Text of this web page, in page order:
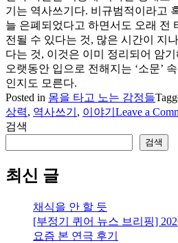
기는 역사쓰기다. 비규범적이라고
늘 은폐되었다고 하면서도 오래 전
전될 수 있다는 것, 많은 시간이 지
다는 것, 이것은 이미 정리되어 암
오랫동안 입으로 전해지는 ‘소문’
인지도 모른다.
Posted in 몸을 타고 노는 감정들
상력, 역사쓰기 , 이야기 Leave a
검색
검색
최신 글
채식을 안 할 듯
[부정기 퀴어 뉴스 브리핑]
요즘 본 연극 후기